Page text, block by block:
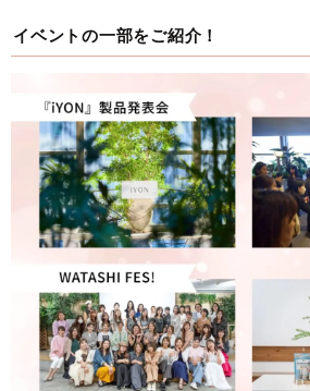
イベントの一部をご紹介！